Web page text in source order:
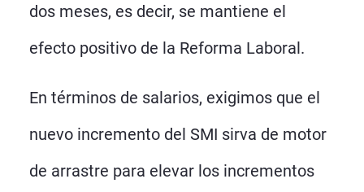
dos meses, es decir, se mantiene el
efecto positivo de la Reforma Laboral.
En términos de salarios, exigimos que el
nuevo incremento del SMI sirva de motor
de arrastre para elevar los incrementos